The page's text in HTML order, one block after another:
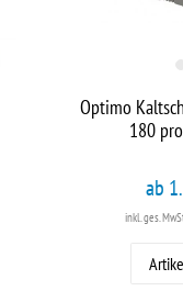
Optimo
180
ab
inkl. ges.